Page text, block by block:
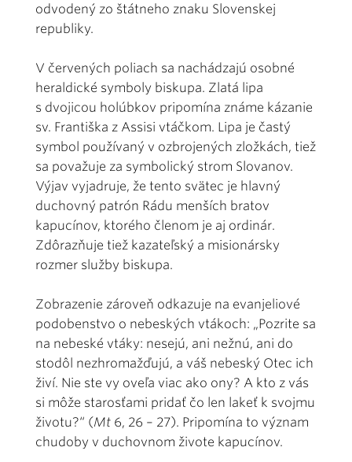
odvodený zo štátneho znaku Slovenskej
republiky.
V červených poliach sa nachádzajú osobné
heraldické symboly biskupa. Zlatá lipa
s dvojicou holúbkov pripomína známe kázanie
sv. Františka z Assisi vtáčkom. Lipa je častý
symbol používaný v ozbrojených zložkách, tiež
sa považuje za symbolický strom Slovanov.
Výjav vyjadruje, že tento svätec je hlavný
duchovný patrón Rádu menších bratov
kapucínov, ktorého členom je aj ordinár.
Zdôrazňuje tiež kazateľský a misionársky
rozmer služby biskupa.
Zobrazenie zároveň odkazuje na evanjeliové
podobenstvo o nebeských vtákoch: „Pozrite sa
na nebeské vtáky: nesejú, ani nežnú, ani do
stodôl nezhromažďujú, a váš nebeský Otec ich
živí. Nie ste vy oveľa viac ako ony? A kto z vás
si môže starosťami pridať čo len lakeť k svojmu
životu?“ (Mt 6, 26 – 27). Pripomína to význam
chudoby v duchovnom živote kapucínov.